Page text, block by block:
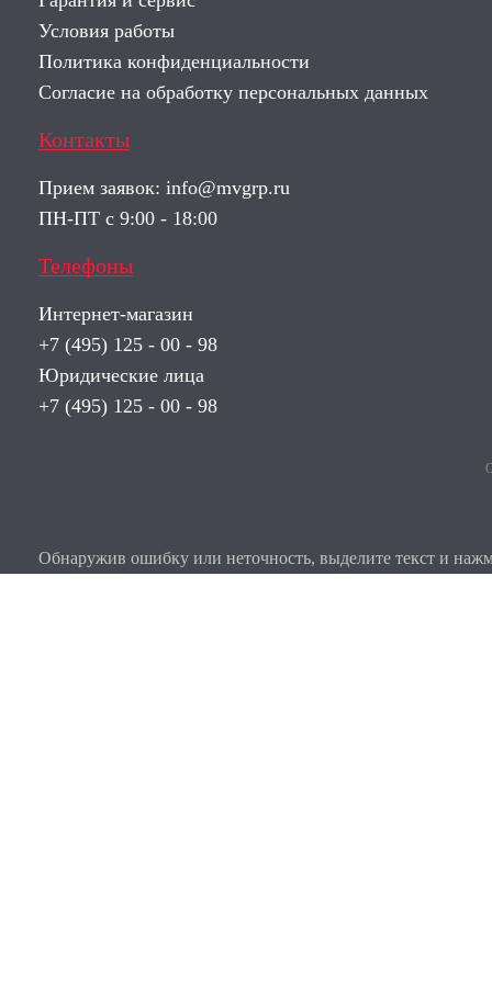
Условия работы
Политика конфиденциальности
Согласие на обработку персональных данных
Контакты
Прием заявок: info@mvgrp.ru
ПН-ПТ с 9:00 - 18:00
Телефоны
Интернет-магазин
+7 (495) 125 - 00 - 98
Юридические лица
+7 (495) 125 - 00 - 98
Обнаружив ошибку или неточность, выделите текст и